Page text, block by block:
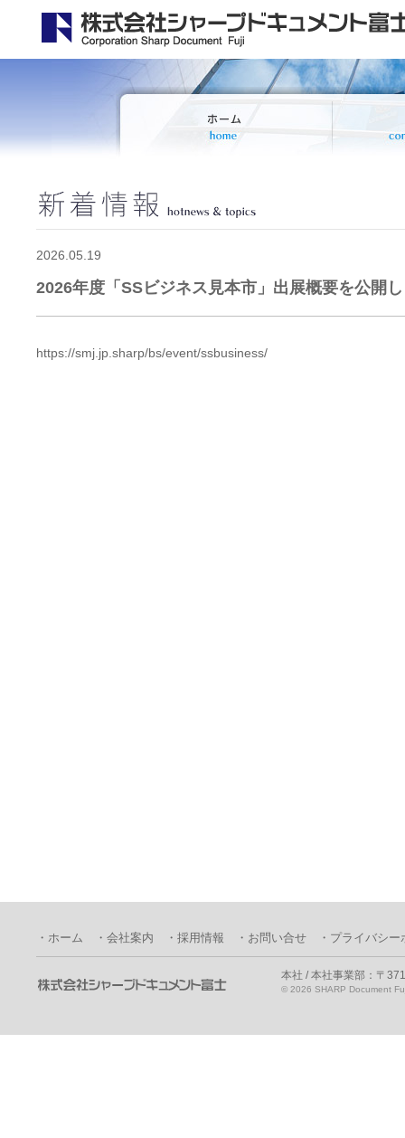
2026.05.19
2026年度「SSビジネス見本市」出展概要を公開
https://smj.jp.sharp/bs/event/ssbusiness/
・ホーム ・会社案内 ・採用情報 ・お問い合せ ・プライバシ
本社 / 本社事業部：〒
© 2026 SHARP Document